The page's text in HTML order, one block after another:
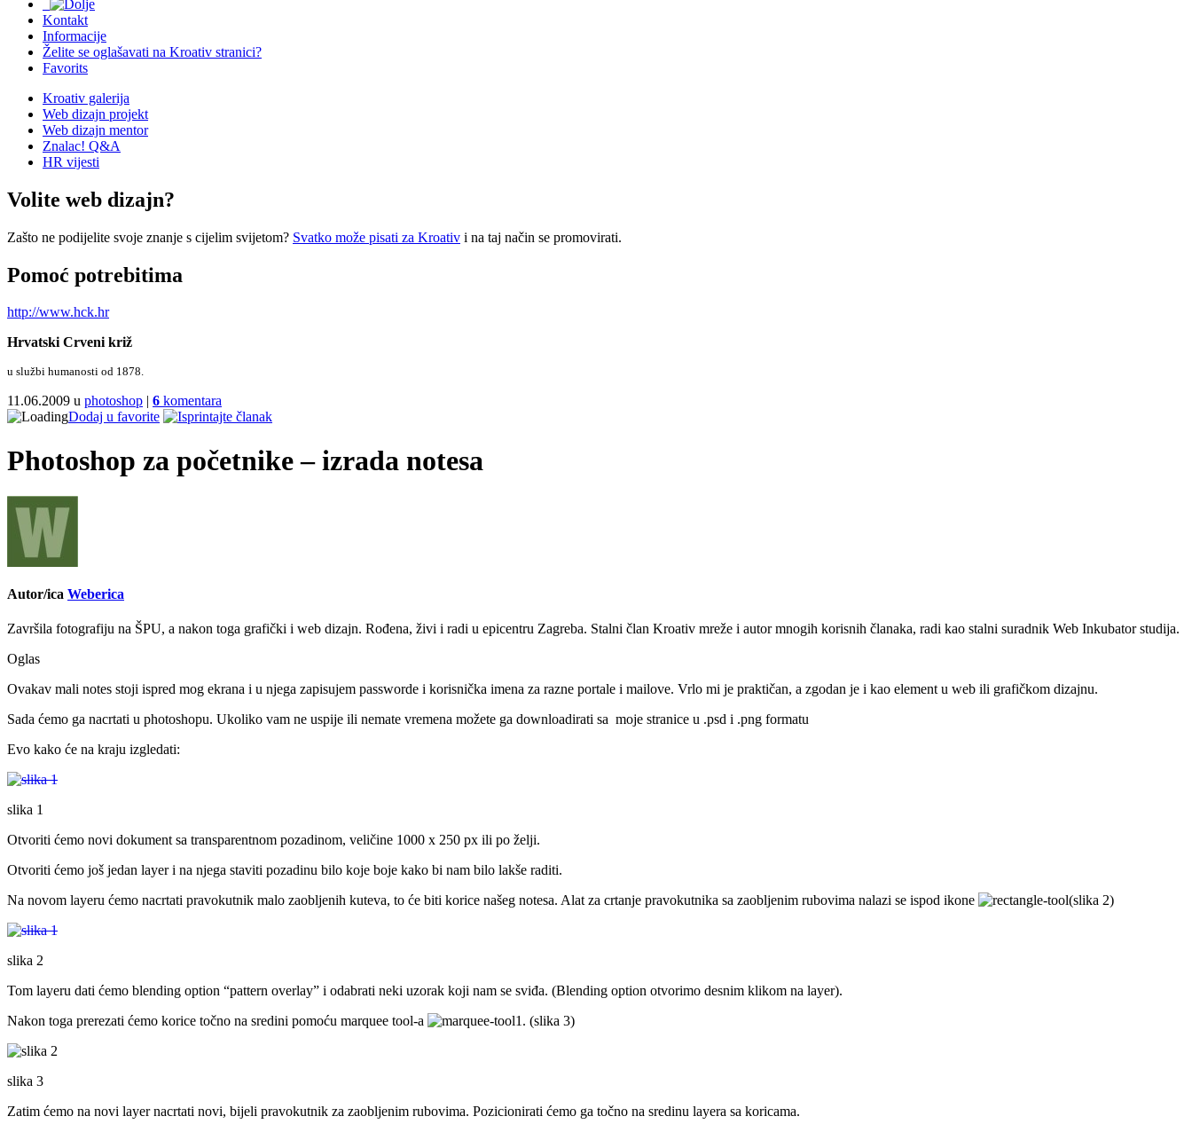
Kontakt
Informacije
Želite se oglašavati na Kroativ stranici?
Favorits
Kroativ galerija
Web dizajn projekt
Web dizajn mentor
Znalac! Q&A
HR vijesti
Volite web dizajn?
Zašto ne podijelite svoje znanje s cijelim svijetom? Svatko može pisati za Kroativ i na taj način se promovirati.
Pomoć potrebitima
http://www.hck.hr
Hrvatski Crveni križ
u službi humanosti od 1878.
11.06.2009 u photoshop | 6 komentara
Dodaj u favorite
Photoshop za početnike – izrada notesa
Autor/ica Weberica
Završila fotografiju na ŠPU, a nakon toga grafički i web dizajn. Rođena, živi i radi u epicentru Zagreba. Stalni član Kroativ mreže i autor mnogih korisnih članaka, radi kao stalni suradnik Web Inkubator studija.
Oglas
Ovakav mali notes stoji ispred mog ekrana i u njega zapisujem passworde i korisnička imena za razne portale i mailove. Vrlo mi je praktičan, a zgodan je i kao element u web ili grafičkom dizajnu.
Sada ćemo ga nacrtati u photoshopu. Ukoliko vam ne uspije ili nemate vremena možete ga downloadirati sa moje stranice u .psd i .png formatu
Evo kako će na kraju izgledati:
slika 1
Otvoriti ćemo novi dokument sa transparentnom pozadinom, veličine 1000 x 250 px ili po želji.
Otvoriti ćemo još jedan layer i na njega staviti pozadinu bilo koje boje kako bi nam bilo lakše raditi.
Na novom layeru ćemo nacrtati pravokutnik malo zaobljenih kuteva, to će biti korice našeg notesa. Alat za crtanje pravokutnika sa zaobljenim rubovima nalazi se ispod ikone
(slika 2)
slika 2
Tom layeru dati ćemo blending option “pattern overlay” i odabrati neki uzorak koji nam se sviđa. (Blending option otvorimo desnim klikom na layer).
Nakon toga prerezati ćemo korice točno na sredini pomoću marquee tool-a
. (slika 3)
slika 3
Zatim ćemo na novi layer nacrtati novi, bijeli pravokutnik za zaobljenim rubovima. Pozicionirati ćemo ga točno na sredinu layera sa koricama.